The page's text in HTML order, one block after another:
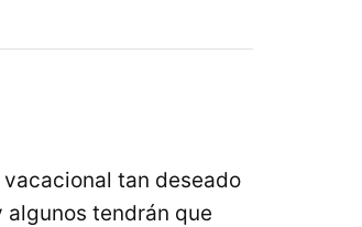
tan deseado
tendrán que